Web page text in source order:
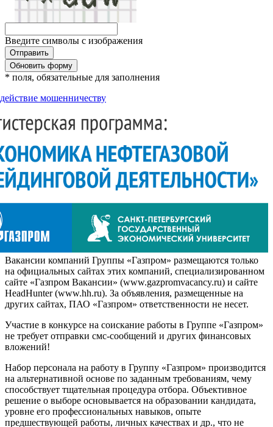
Введите символы с изображения
Обновить форму
* поля, обязательные для заполнения
мошенничеству
Вакансии компаний Группы «Газпром» размещаются только
на официальных сайтах этих компаний, специализированном
сайте «Газпром Вакансии» (www.gazpromvacancy.ru) и сайте
HeadHunter (www.hh.ru). За объявления, размещенные на
других сайтах, ПАО «Газпром» ответственности не несет.
Участие в конкурсе на соискание работы в Группе «Газпром»
не требует отправки смс-сообщений и других финансовых
вложений!
Набор персонала на работу в Группу «Газпром» производится
на альтернативной основе по заданным требованиям, чему
способствует тщательная процедура отбора. Объективное
решение о выборе основывается на образовании кандидата,
уровне его профессиональных навыков, опыте
предшествующей работы, личных качествах и др., что не